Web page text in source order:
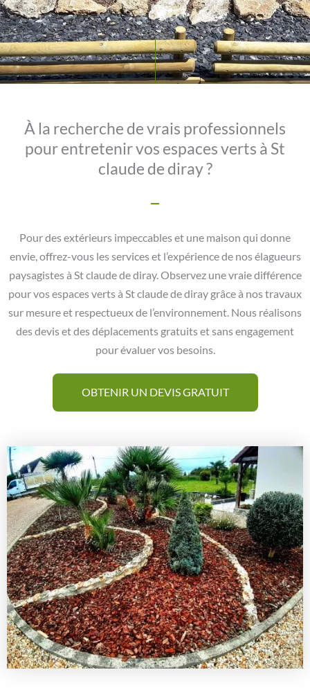
À la recherche de vrais professionnels
pour entretenir vos espaces verts à St
claude de diray ?
Pour des extérieurs impeccables et une maison qui donne
envie, offrez-vous les services et l’expérience de nos élagueurs
paysagistes à St claude de diray. Observez une vraie différence
pour vos espaces verts à St claude de diray grâce à nos travaux
sur mesure et respectueux de l’environnement. Nous réalisons
des devis et des déplacements gratuits et sans engagement
pour évaluer vos besoins.
OBTENIR UN DEVIS GRATUIT